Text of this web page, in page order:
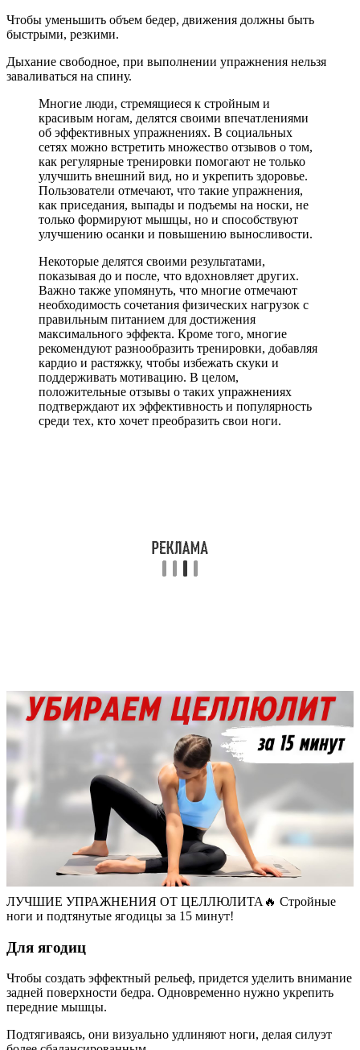
Чтобы уменьшить объем бедер, движения должны быть
быстрыми, резкими.
Дыхание свободное, при выполнении упражнения нельзя
заваливаться на спину.
Многие люди, стремящиеся к стройным и
красивым ногам, делятся своими впечатлениями
об эффективных упражнениях. В социальных
сетях можно встретить множество отзывов о том,
как регулярные тренировки помогают не только
улучшить внешний вид, но и укрепить здоровье.
Пользователи отмечают, что такие упражнения,
как приседания, выпады и подъемы на носки, не
только формируют мышцы, но и способствуют
улучшению осанки и повышению выносливости.
Некоторые делятся своими результатами,
показывая до и после, что вдохновляет других.
Важно также упомянуть, что многие отмечают
необходимость сочетания физических нагрузок с
правильным питанием для достижения
максимального эффекта. Кроме того, многие
рекомендуют разнообразить тренировки, добавляя
кардио и растяжку, чтобы избежать скуки и
поддерживать мотивацию. В целом,
положительные отзывы о таких упражнениях
подтверждают их эффективность и популярность
среди тех, кто хочет преобразить свои ноги.
ЛУЧШИЕ УПРАЖНЕНИЯ ОТ ЦЕЛЛЮЛИТА🔥 Стройные
ноги и подтянутые ягодицы за 15 минут!
Для ягодиц
Чтобы создать эффектный рельеф, придется уделить внимание
задней поверхности бедра. Одновременно нужно укрепить
передние мышцы.
Подтягиваясь, они визуально удлиняют ноги, делая силуэт